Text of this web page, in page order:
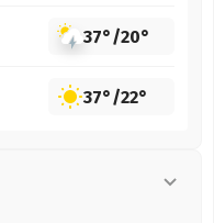
37°/20°
37°/22°